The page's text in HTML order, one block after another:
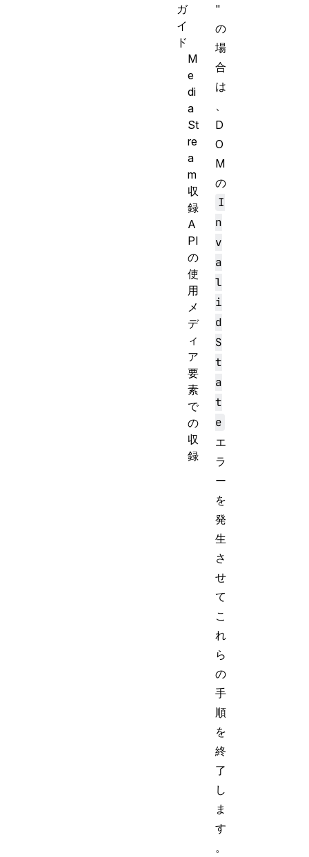
"
の
場
合
は
、
D
O
M
の
I
n
v
a
l
i
d
S
t
a
t
e
エ
ラ
ー
を
発
生
さ
せ
て
こ
れ
ら
の
手
順
を
終
了
し
ま
す
。
ガ
イ
ド
M
e
di
a
St
re
a
m
収
録
A
PI
の
使
用
メ
デ
ィ
ア
要
素
で
の
収
録